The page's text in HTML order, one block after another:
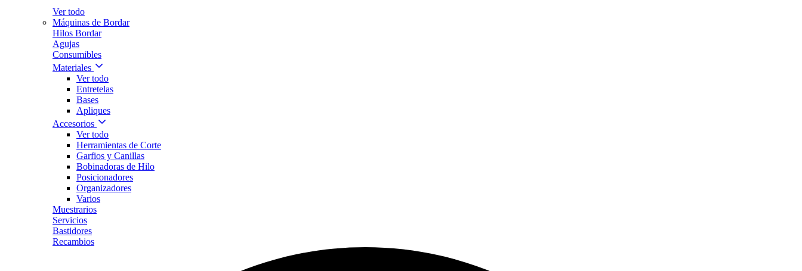
Ver todo
Máquinas de Bordar
Hilos Bordar
Agujas
Consumibles
Materiales
Ver todo
Entretelas
Bases
Apliques
Accesorios
Ver todo
Herramientas de Corte
Garfios y Canillas
Bobinadoras de Hilo
Posicionadores
Organizadores
Varios
Muestrarios
Servicios
Bastidores
Recambios